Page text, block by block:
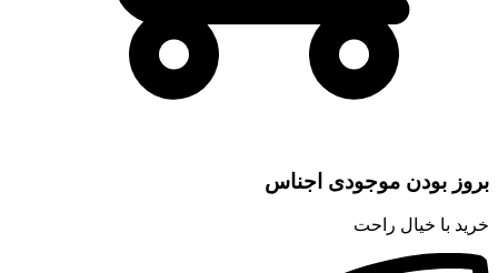
بروز بودن موجودی اجناس
خرید با خیال راحت